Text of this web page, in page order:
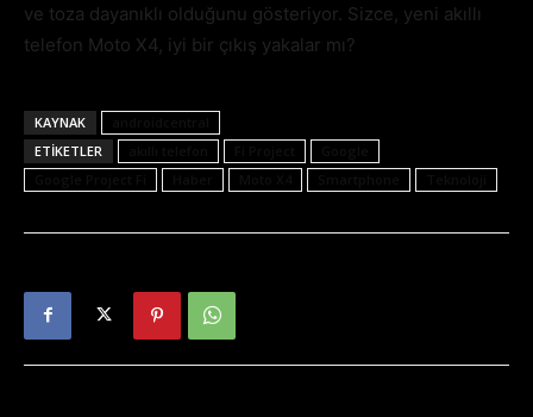
ve toza dayanıklı olduğunu gösteriyor. Sizce, yeni akıllı
telefon Moto X4, iyi bir çıkış yakalar mı?
KAYNAK
ETIKETLER